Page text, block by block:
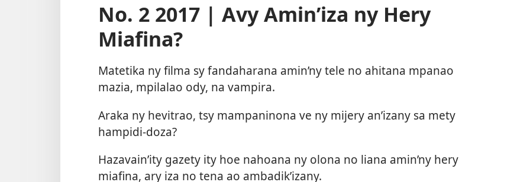
No. 2 2017 | Avy Amin’iza ny Hery
Miafina?
Matetika ny filma sy fandaharana amin’ny tele no ahitana mpanao
mazia, mpilalao ody, na vampira.
Araka ny hevitrao, tsy mampaninona ve ny mijery an’izany sa mety
hampidi-doza?
Hazavain’ity gazety ity hoe nahoana ny olona no liana amin’ny hery
miafina, ary iza no tena ao ambadik’izany.